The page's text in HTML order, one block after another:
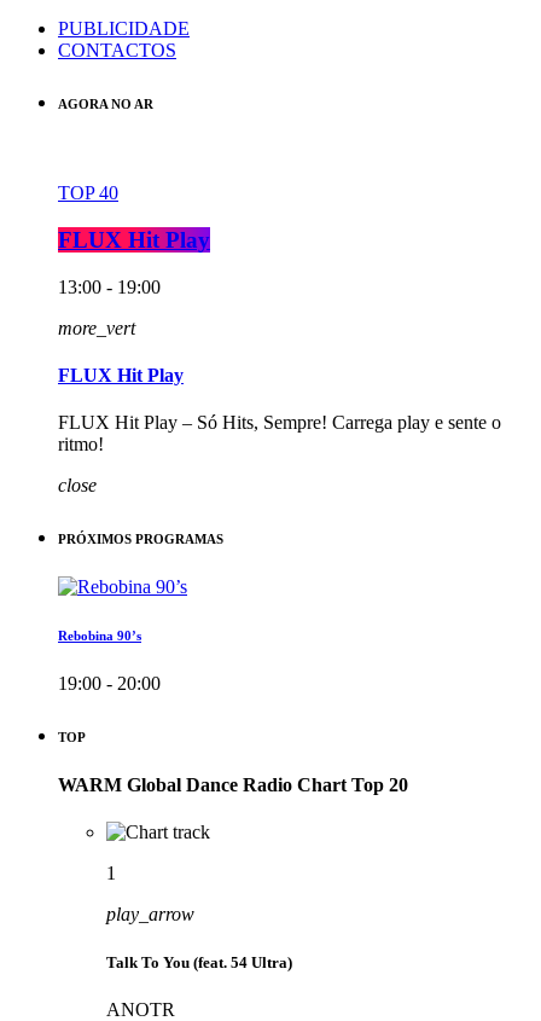
PUBLICIDADE
CONTACTOS
AGORA NO AR
TOP 40
FLUX Hit Play
13:00 - 19:00
more_vert
FLUX Hit Play
FLUX Hit Play – Só Hits, Sempre! Carrega play e sente o
ritmo!
close
PRÓXIMOS PROGRAMAS
Rebobina 90’s
19:00 - 20:00
TOP
WARM Global Dance Radio Chart Top 20
1
play_arrow
Talk To You (feat. 54 Ultra)
ANOTR